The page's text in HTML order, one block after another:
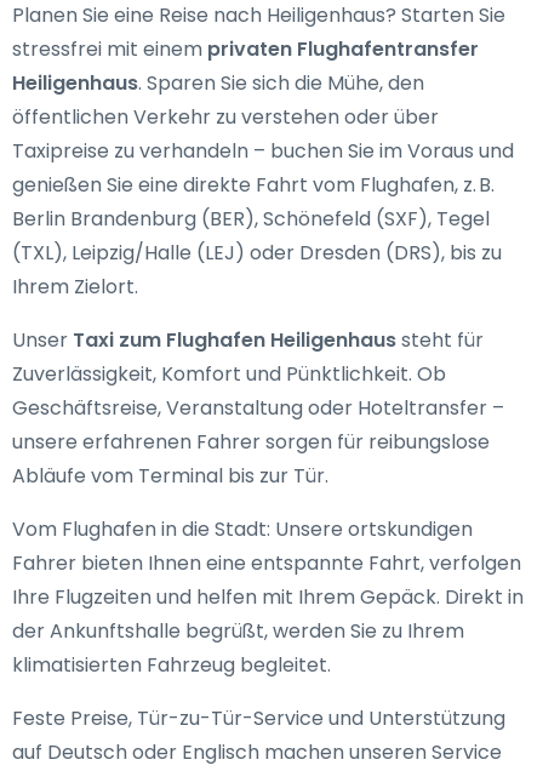
Planen Sie eine Reise nach Heiligenhaus? Starten Sie
stressfrei mit einem privaten Flughafentransfer
Heiligenhaus. Sparen Sie sich die Mühe, den
öffentlichen Verkehr zu verstehen oder über
Taxipreise zu verhandeln – buchen Sie im Voraus und
genießen Sie eine direkte Fahrt vom Flughafen, z. B.
Berlin Brandenburg (BER), Schönefeld (SXF), Tegel
(TXL), Leipzig/Halle (LEJ) oder Dresden (DRS), bis zu
Ihrem Zielort.
Unser Taxi zum Flughafen Heiligenhaussteht für
Zuverlässigkeit, Komfort und Pünktlichkeit. Ob
Geschäftsreise, Veranstaltung oder Hoteltransfer –
unsere erfahrenen Fahrer sorgen für reibungslose
Abläufe vom Terminal bis zur Tür.
Vom Flughafen in die Stadt: Unsere ortskundigen
Fahrer bieten Ihnen eine entspannte Fahrt, verfolgen
Ihre Flugzeiten und helfen mit Ihrem Gepäck. Direkt in
der Ankunftshalle begrüßt, werden Sie zu Ihrem
klimatisierten Fahrzeug begleitet.
Feste Preise, Tür-zu-Tür-Service und Unterstützung
auf Deutsch oder Englisch machen unseren Service